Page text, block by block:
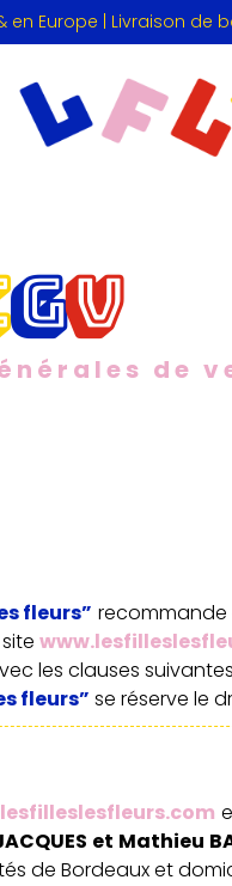
en Europe | Livraison de
GV
de
fleurs” recommande
les clauses
fleurs” se réserve le
et Mathieu
de Bordeaux et